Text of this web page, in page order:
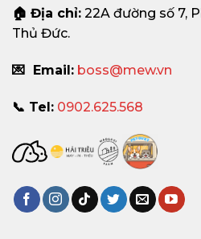
🏠 Địa chỉ: 22A đường số 7,
Thủ Đức.
💌 Email: boss@mew.vn
📞 Tel: 0902.625.568